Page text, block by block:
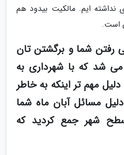
نداشته ایم. مالکیت بیدود هم
رفتن شما و برگشتن تان
شد که با شهرداری به
مهم تر اینکه به خاطر
مسائل آبان ماه شما
شهر جمع کردید که